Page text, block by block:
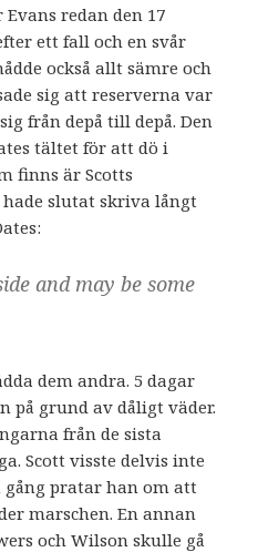
redan den 17
ett fall och en svår
också allt sämre och
sig att reserverna var
från depå till depå. Den
tältet för att dö i
finns är Scotts
slutat skriva långt
and may be some
dem andra. 5 dagar
på grund av dåligt väder.
från de sista
Scott visste delvis inte
pratar han om att
marschen. En annan
och Wilson skulle gå